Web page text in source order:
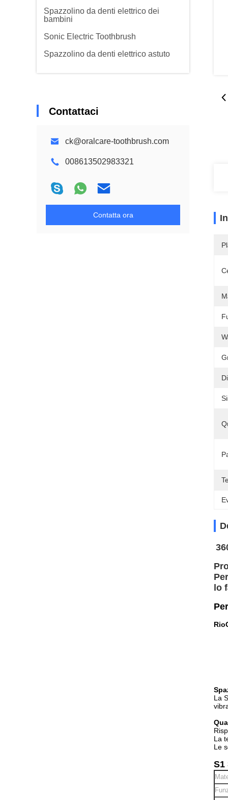
Spazzolino da denti elettrico dei
bambini
Sonic Electric Toothbrush
Spazzolino da denti elettrico astuto
Contattaci
ck@oralcare-toothbrush.com
008613502983321
Contatta ora
lo
Rio
La
La
Le
S1